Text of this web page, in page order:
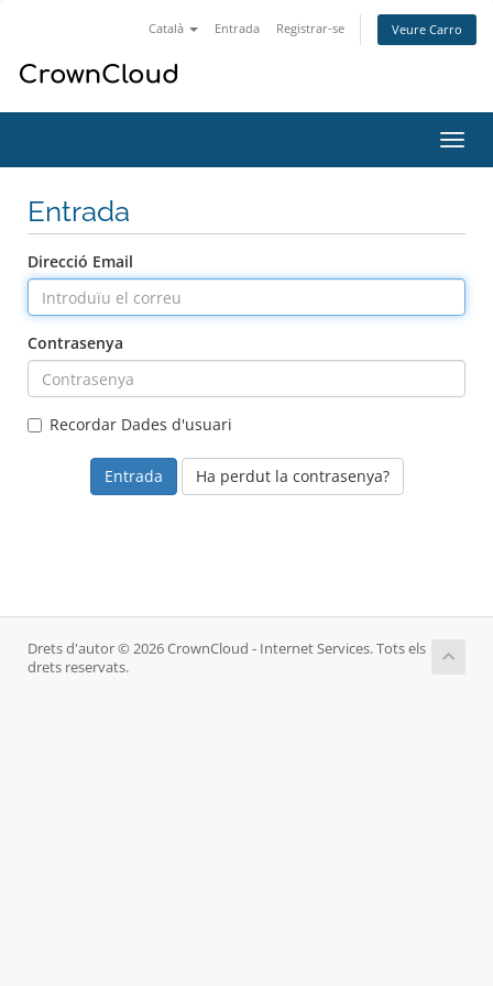
Català Entrada Registrar-se Veure Carro
la
Entrada
Direcció Email
Contrasenya
Recordar Dades d'usuari
Ha perdut la contrasenya?
Drets d'autor © 2026 CrownCloud - Internet Services. Tots els
drets reservats.